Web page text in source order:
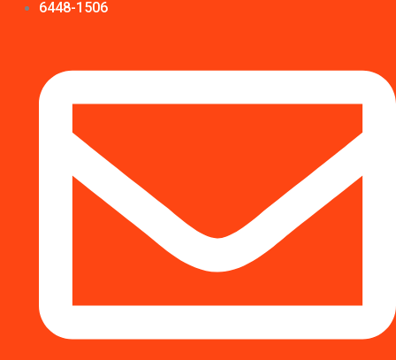
6448-1506